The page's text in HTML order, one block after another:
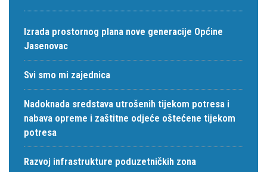
Izrada prostornog plana nove generacije Općine
Jasenovac
Svi smo mi zajednica
Nadoknada sredstava utrošenih tijekom potresa i
nabava opreme i zaštitne odjeće oštećene tijekom
potresa
Razvoj infrastrukture poduzetničkih zona